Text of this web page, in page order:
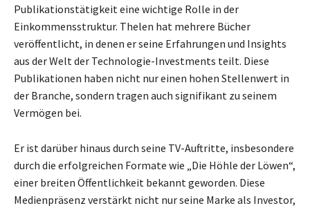
Publikationstätigkeit eine wichtige Rolle in der
Einkommensstruktur. Thelen hat mehrere Bücher
veröffentlicht, in denen er seine Erfahrungen und Insights
aus der Welt der Technologie-Investments teilt. Diese
Publikationen haben nicht nur einen hohen Stellenwert in
der Branche, sondern tragen auch signifikant zu seinem
Vermögen bei.
Er ist darüber hinaus durch seine TV-Auftritte, insbesondere
durch die erfolgreichen Formate wie „Die Höhle der Löwen“,
einer breiten Öffentlichkeit bekannt geworden. Diese
Medienpräsenz verstärkt nicht nur seine Marke als Investor,